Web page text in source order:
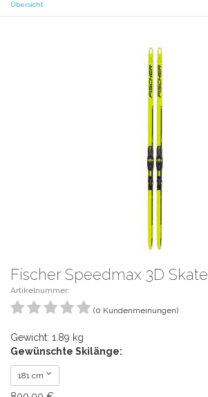
Übersicht
Fischer Speedmax 3D Skate
Artikelnummer:
(0 Kundenmeinungen)
Gewicht: 1.89 kg
Gewünschte Skilänge:
181 cm